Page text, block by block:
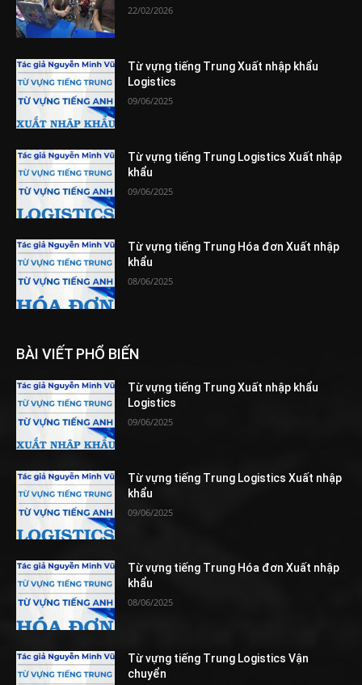
22/02/2026
Từ vựng tiếng Trung Xuất nhập khẩu
Logistics
09/06/2025
Từ vựng tiếng Trung Logistics Xuất nhập
khẩu
09/06/2025
Từ vựng tiếng Trung Hóa đơn Xuất nhập
khẩu
08/06/2025
BÀI VIẾT PHỔ BIẾN
Từ vựng tiếng Trung Xuất nhập khẩu
Logistics
09/06/2025
Từ vựng tiếng Trung Logistics Xuất nhập
khẩu
09/06/2025
Từ vựng tiếng Trung Hóa đơn Xuất nhập
khẩu
08/06/2025
Từ vựng tiếng Trung Logistics Vận
chuyển